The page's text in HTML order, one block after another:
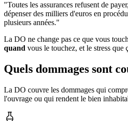
"Toutes les assurances refusent de
dépenser des milliers d'euros en
plusieurs années."
La DO ne change pas ce que vous
quand vous le touchez, et le stress que
Quels dommages sont
La DO couvre les dommages qui
l'ouvrage ou qui rendent le bien